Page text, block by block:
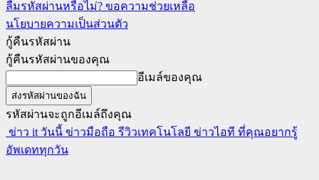
ลืมรหัสผ่านหรือไม่? ขอความช่วยเหลือ
นโยบายความเป็นส่วนตัว
กู้คืนรหัสผ่าน
กู้คืนรหัสผ่านของคุณ
อีเมล์ของคุณ
รหัสผ่านจะถูกอีเมล์ถึงคุณ
ข่าว it วันนี้ ข่าวมือถือ รีวิวเทคโนโลยี ข่าวไอที ที่คุณอยากรู้
อัพเดททุกวัน